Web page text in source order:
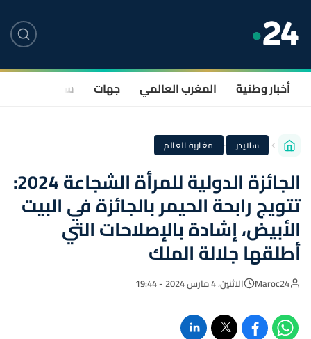
أخبار وطنية المغرب العالمي جهات سياسة
سلايدر · مغاربة العالم
الجائزة الدولية للمرأة الشجاعة 2024:
تتويج رابحة الحيمر بالجائزة في البيت
الأبيض، إشادة بالإصلاحات التي
أطلقها جلالة الملك
Maroc24 الاثنين، 4 مارس 2024 - 19:44